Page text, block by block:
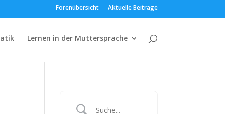
Forenübersicht Aktuelle Beiträge
Lernen in der Muttersprache